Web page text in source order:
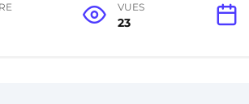
VUES
23